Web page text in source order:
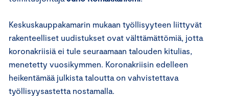
Keskuskauppakamarin mukaan työllisyyteen liittyvät
rakenteelliset uudistukset ovat välttämättömiä, jotta
koronakriisiä ei tule seuraamaan talouden kitulias,
menetetty vuosikymmen. Koronakriisin edelleen
heikentämää julkista taloutta on vahvistettava
työllisyysastetta nostamalla.